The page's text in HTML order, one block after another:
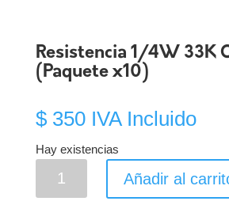
Resistencia 1/4W 33K
(Paquete x10)
$350 IVA Incluido
Hay existencias
1/4W
Añadir al